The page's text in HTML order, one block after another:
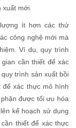
mới.
ít hơn các thử
công nghệ mới mà
Ví dụ, quy trình
cần thiết để xác
trình sản xuất bồi
xác thực mô hình
được tối ưu hóa
kế hoạch sử dụng
thiết để xác thực